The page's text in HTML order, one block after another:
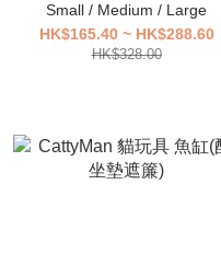
Small / Medium / Large
HK$165.40 ~ HK$288.60
HK$328.00